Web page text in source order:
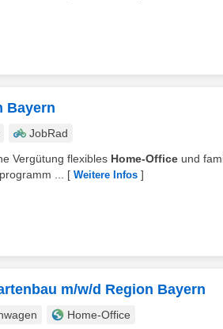
Bayern
JobRad
Vergütung flexibles Home-Office und
...
[ Weitere Infos ]
m/w/d Region Bayern
Home-Office